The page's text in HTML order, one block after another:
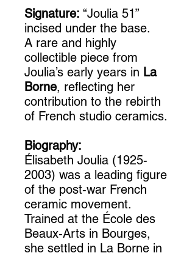
Signature: “Joulia 51”
incised under the base.
A rare and highly
collectible piece from
Joulia’s early years in La
Borne, reflecting her
contribution to the rebirth
of French studio ceramics.
Biography:
Élisabeth Joulia (1925-
2003) was a leading figure
of the post-war French
ceramic movement.
Trained at the École des
Beaux-Arts in Bourges,
she settled in La Borne in